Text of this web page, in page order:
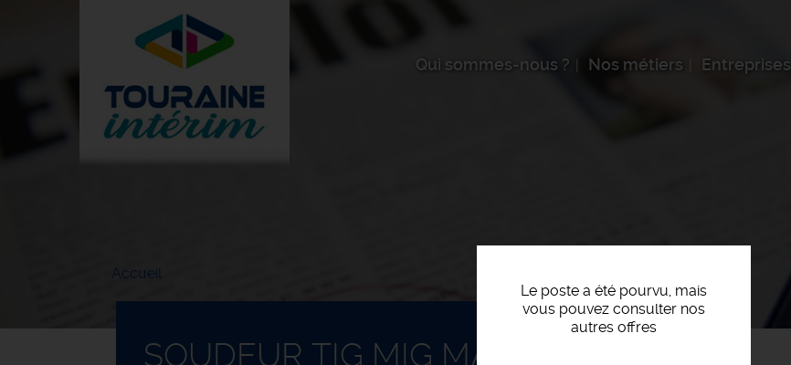
Qui sommes-nous ? Nos métiers Entreprises
Accueil
Le poste a été pourvu, mais
vous pouvez consulter nos
autres offres
SOUDEUR TIG MIG MAG AT F/H